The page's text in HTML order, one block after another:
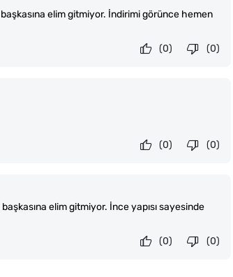
elim gitmiyor. İndirimi görünce hemen
(0)
(0)
(0)
(0)
elim gitmiyor. İnce yapısı sayesinde
(0)
(0)